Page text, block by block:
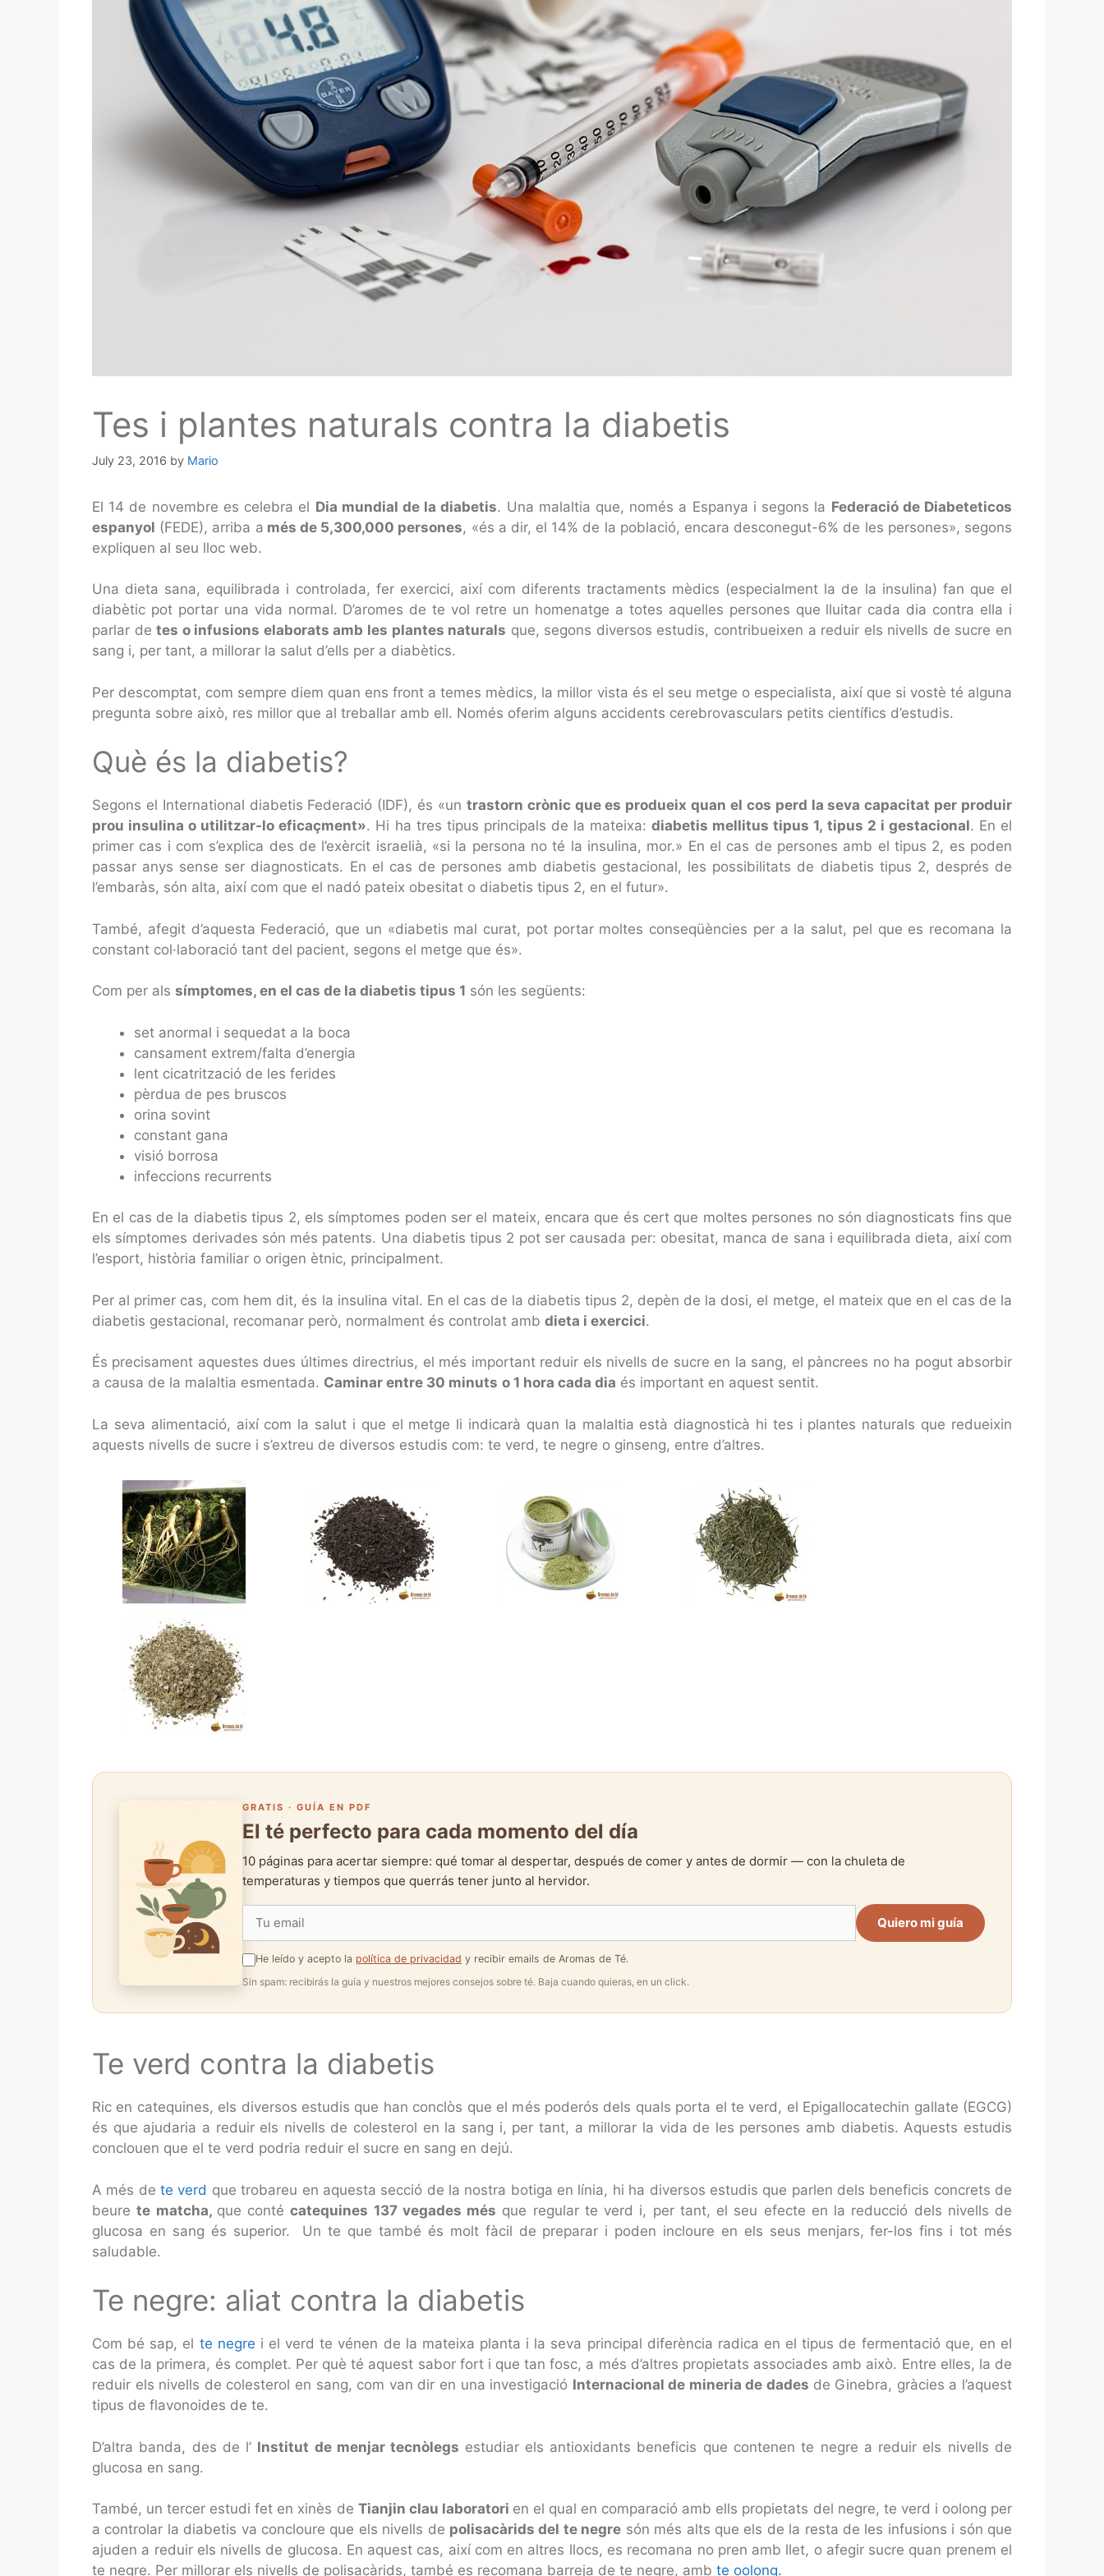
Tes i plantes naturals contra la diabetis
July 23, 2016 by Mario
El 14 de novembre es celebra el Dia mundial de la diabetis. Una malaltia que, només a Espanya i segons la Federació de Diabeteticos
espanyol (FEDE), arriba a més de 5,300,000 persones, «és a dir, el 14% de la població, encara desconegut-6% de les persones», segons
expliquen al seu lloc web.
Una dieta sana, equilibrada i controlada, fer exercici, així com diferents tractaments mèdics (especialment la de la insulina) fan que el
diabètic pot portar una vida normal. D’aromes de te vol retre un homenatge a totes aquelles persones que lluitar cada dia contra ella i
parlar detes o infusions elaborats amb les plantes naturals que, segons diversos estudis, contribueixen a reduir els nivells de sucre en
sang i, per tant, a millorar la salut d’ells per a diabètics.
Per descomptat, com sempre diem quan ens front a temes mèdics, la millor vista és el seu metge o especialista, així que si vostè té alguna
pregunta sobre això, res millor que al treballar amb ell. Només oferim alguns accidents cerebrovasculars petits científics d’estudis.
Què és la diabetis?
Segons el International diabetis Federació (IDF), és «un trastorn crònic que es produeix quan el cos perd la seva capacitat per produir
prou insulina o utilitzar-lo eficaçment». Hi ha tres tipus principals de la mateixa:diabetis mellitus tipus 1, tipus 2 i gestacional. En el
primer cas i com s’explica des de l’exèrcit israelià, «si la persona no té la insulina, mor.» En el cas de persones amb el tipus 2, es poden
passar anys sense ser diagnosticats. En el cas de persones amb diabetis gestacional, les possibilitats de diabetis tipus 2, després de
l’embaràs, són alta, així com que el nadó pateix obesitat o diabetis tipus 2, en el futur».
També, afegit d’aquesta Federació, que un «diabetis mal curat, pot portar moltes conseqüències per a la salut, pel que es recomana la
constant col·laboració tant del pacient, segons el metge que és».
Com per als símptomes, en el cas de la diabetis tipus 1 són les següents:
set anormal i sequedat a la boca
cansament extrem/falta d’energia
lent cicatrització de les ferides
pèrdua de pes bruscos
orina sovint
constant gana
visió borrosa
infeccions recurrents
En el cas de la diabetis tipus 2, els símptomes poden ser el mateix, encara que és cert que moltes persones no són diagnosticats fins que
els símptomes derivades són més patents. Una diabetis tipus 2 pot ser causada per: obesitat, manca de sana i equilibrada dieta, així com
l’esport, història familiar o origen ètnic, principalment.
Per al primer cas, com hem dit, és la insulina vital. En el cas de la diabetis tipus 2, depèn de la dosi, el metge, el mateix que en el cas de la
diabetis gestacional, recomanar però, normalment és controlat amb dieta i exercici.
És precisament aquestes dues últimes directrius, el més important reduir els nivells de sucre en la sang, el pàncrees no ha pogut absorbir
a causa de la malaltia esmentada. Caminar entre 30 minuts o 1 hora cada dia és important en aquest sentit.
La seva alimentació, així com la salut i que el metge li indicarà quan la malaltia està diagnosticà hi tes i plantes naturals que redueixin
aquests nivells de sucre i s’extreu de diversos estudis com: te verd, te negre o ginseng, entre d’altres.
GRATIS · GUÍA EN PDF
El té perfecto para cada momento del día
10 páginas para acertar siempre: qué tomar al despertar, después de comer y antes de dormir — con la chuleta de
temperaturas y tiempos que querrás tener junto al hervidor.
Quiero mi guía
He leído y acepto la política de privacidad y recibir emails de Aromas de Té.
Sin spam: recibirás la guía y nuestros mejores consejos sobre té. Baja cuando quieras, en un click.
Te verd contra la diabetis
Ric en catequines, els diversos estudis que han conclòs que el més poderós dels quals porta el te verd, el Epigallocatechin gallate (EGCG)
és que ajudaria a reduir els nivells de colesterol en la sang i, per tant, a millorar la vida de les persones amb diabetis. Aquests estudis
conclouen que el te verd podria reduir el sucre en sang en dejú.
A més dete verd que trobareu en aquesta secció de la nostra botiga en línia, hi ha diversos estudis que parlen dels beneficis concrets de
beurete matcha, que contécatequines 137 vegades més que regular te verd i, per tant, el seu efecte en la reducció dels nivells de
glucosa en sang és superior. Un te que també és molt fàcil de preparar i poden incloure en els seus menjars, fer-los fins i tot més
saludable.
Te negre: aliat contra la diabetis
Com bé sap, el te negre i el verd te vénen de la mateixa planta i la seva principal diferència radica en el tipus de fermentació que, en el
cas de la primera, és complet. Per què té aquest sabor fort i que tan fosc, a més d’altres propietats associades amb això. Entre elles, la de
reduir els nivells de colesterol en sang, com van dir en una investigació Internacional de mineria de dades de Ginebra, gràcies a l’aquest
tipus de flavonoides de te.
D’altra banda, des de l’ Institut de menjar tecnòlegs estudiar els antioxidants beneficis que contenen te negre a reduir els nivells de
glucosa en sang.
També, un tercer estudi fet en xinès de Tianjin clau laboratori en el qual en comparació amb ells propietats del negre, te verd i oolong per
a controlar la diabetis va concloure que els nivells de polisacàrids del te negre són més alts que els de la resta de les infusions i són que
ajuden a reduir els nivells de glucosa. En aquest cas, així com en altres llocs, es recomana no pren amb llet, o afegir sucre quan prenem el
te negre. Per millorar els nivells de polisacàrids, també es recomana barreja de te negre, amb te oolong.